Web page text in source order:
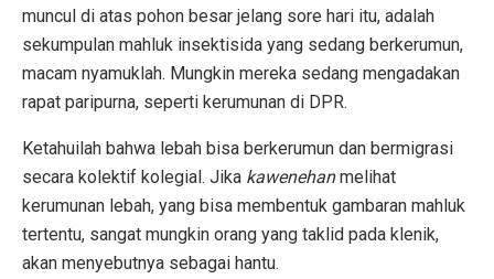
muncul di atas pohon besar jelang sore hari itu, adalah
sekumpulan mahluk insektisida yang sedang berkerumun,
macam nyamuklah. Mungkin mereka sedang mengadakan
rapat paripurna, seperti kerumunan di DPR.
Ketahuilah bahwa lebah bisa berkerumun dan bermigrasi
secara kolektif kolegial. Jika kawenehanmelihat
kerumunan lebah, yang bisa membentuk gambaran mahluk
tertentu, sangat mungkin orang yang taklid pada klenik,
akan menyebutnya sebagai hantu.